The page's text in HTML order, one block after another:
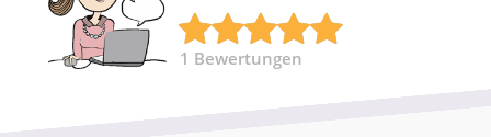
1 Bewertungen